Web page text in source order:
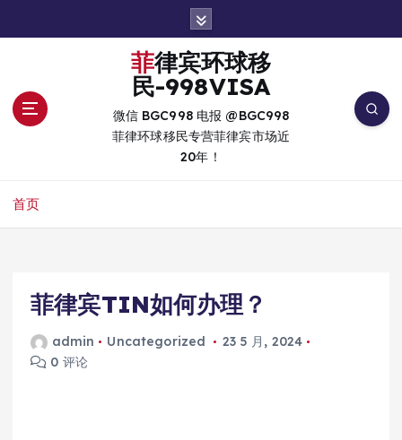
菲律宾环球移
民-998VISA
微信 BGC998 电报 @BGC998
菲律环球移民专营菲律宾市场近
20年！
首页
菲律宾TIN如何办理？
admin Uncategorized
23 5 月, 2024
0 评论